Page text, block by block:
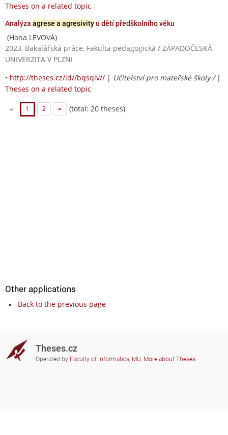
Theses on a related topic
Analýza agrese a agresivityu dětí předškolního věku
(Hana LEVOVÁ)
2023, Bakalářská práce, Fakulta pedagogická / ZÁPADOČESKÁ
UNIVERZITA V PLZNI
• http://theses.cz/id//bqsqiv// | Učitelství pro mateřské školy / |
Theses on a related topic
« 1 2 » (total: 20 theses)
Other applications
Back to the previous page
Theses.cz
Operated by Faculty of Informatics, MU, More about Theses